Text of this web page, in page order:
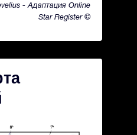
- Адаптация Online
Star Register ©